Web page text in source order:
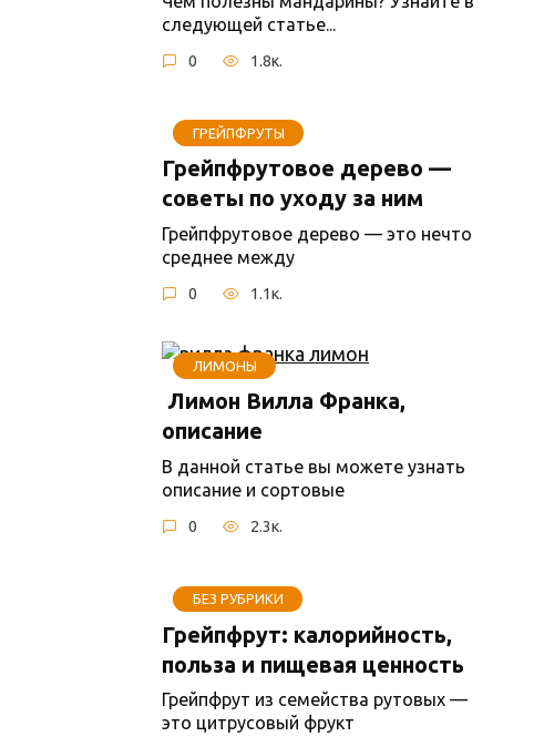
следующей статье...
0 1.8к.
ГРЕЙПФРУТЫ
Грейпфрутовое дерево —
советы по уходу за ним
Грейпфрутовое дерево — это нечто
среднее между
0 1.1к.
ЛИМОНЫ
Лимон Вилла Франка,
описание
В данной статье вы можете узнать
описание и сортовые
0 2.3к.
БЕЗ РУБРИКИ
Грейпфрут: калорийность,
польза и пищевая ценность
Грейпфрут из семейства рутовых —
это цитрусовый фрукт